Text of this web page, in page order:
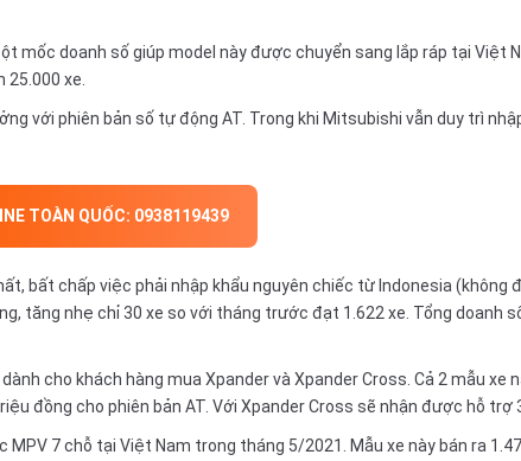
mốc doanh số giúp model này được chuyển sang lắp ráp tại Việt
xe.
với phiên bản số tự động AT. Trong khi Mitsubishi vẫn duy trì
TOÀN QUỐC: 0938119439
bất chấp việc phải nhập khẩu nguyên chiếc từ Indonesia
tăng nhẹ chỉ 30 xe so với tháng trước đạt 1.622 xe. Tổng doanh
cho khách hàng mua Xpander và Xpander Cross. Cả 2 mẫu xe
đồng cho phiên bản AT. Với Xpander Cross sẽ nhận được hỗ trợ
7 chỗ tại Việt Nam trong tháng 5/2021. Mẫu xe này bán ra